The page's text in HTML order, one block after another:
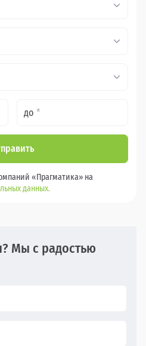
до
«Прагматика» на
данных.
Мы с радостью